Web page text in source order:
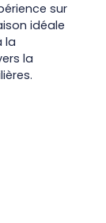
sur
idéale
la
la